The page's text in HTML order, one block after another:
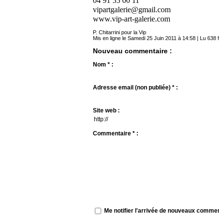
vipartgalerie@gmail.com
www.vip-art-galerie.com
P. Chitarrini pour la Vip
Mis en ligne le Samedi 25 Juin 2011 à 14:58 | Lu 638
Nouveau commentaire :
Nom * :
Adresse email (non publiée) * :
Site web :
Commentaire * :
Me notifier l'arrivée de nouveaux